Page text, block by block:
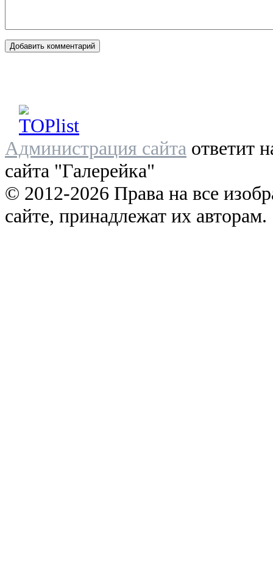
Администрация сайта ответит
сайта "Галерейка"
© 2012-2026 Права на все
сайте, принадлежат их авторам.